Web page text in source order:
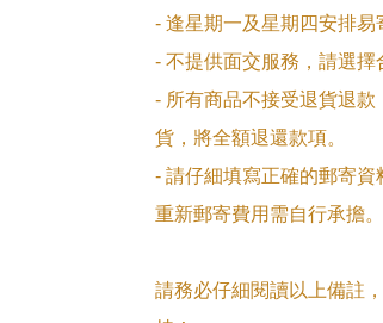
- 逢星期一及星期四安排易
- 不提供面交服務，請選擇
- 所有商品不接受退貨退
貨，將全額退還款項。
- 請仔細填寫正確的郵寄資
重新郵寄費用需自行承擔。
請務必仔細閱讀以上備註